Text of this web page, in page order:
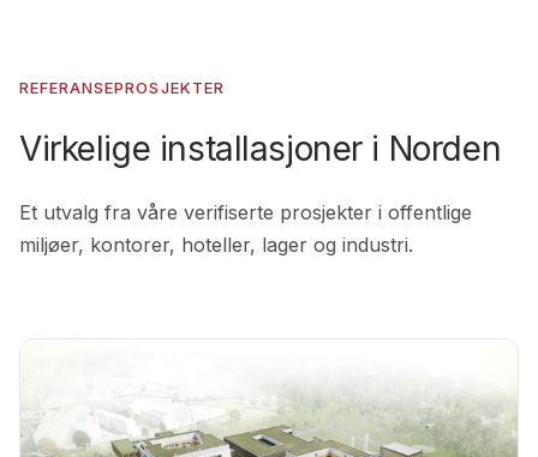
REFERANSEPROSJEKTER
Virkelige installasjoner i Norden
Et utvalg fra våre verifiserte prosjekter i offentlige
miljøer, kontorer, hoteller, lager og industri.